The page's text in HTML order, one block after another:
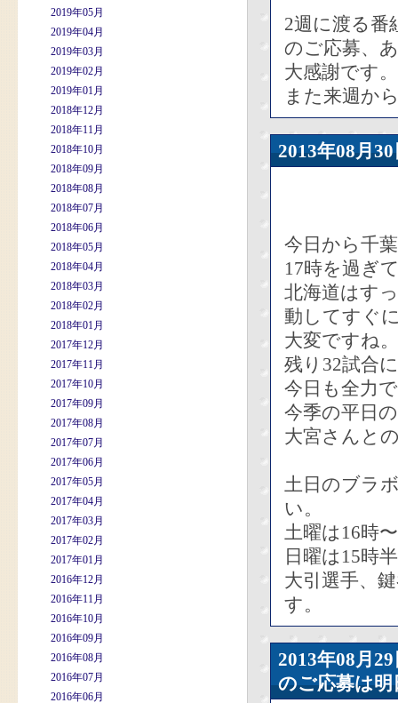
2019年05月
2019年04月
2019年03月
2019年02月
2019年01月
2018年12月
2018年11月
2018年10月
2018年09月
2018年08月
2018年07月
2018年06月
2018年05月
2018年04月
2018年03月
2018年02月
2018年01月
2017年12月
2017年11月
2017年10月
2017年09月
2017年08月
2017年07月
2017年06月
2017年05月
2017年04月
2017年03月
2017年02月
2017年01月
2016年12月
2016年11月
2016年10月
2016年09月
2016年08月
2016年07月
2016年06月
2週に渡る番
のご応募、
大感謝です。
また来週か
2013年08
今日から千
17時を過ぎ
北海道はす
動してすぐ
大変ですね。
残り32試合
今日も全力
今季の平日
大宮さんと
土日のブラ
い。
土曜は16時〜
日曜は15時
大引選手、
す。
2013年08
のご応募は